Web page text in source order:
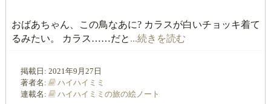
おばあちゃん、この鳥なあに? カラスが白いチョッキ着て
るみたい。 カラス……だと ...続きを読む
掲載日: 2021年9月27日
著者名:
ハイハイミミ
連載名:
ハイハイミミの旅の絵ノート